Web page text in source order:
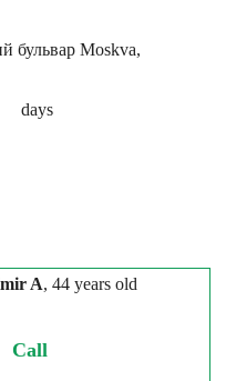
бульвар Moskva,
days
A, 44 years old
Call